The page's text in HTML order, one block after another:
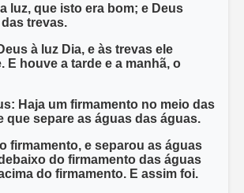
luz, que isto era bom; e Deus
trevas.
à luz Dia, e às trevas ele
E houve a tarde e a manhã, o
Haja um firmamento no meio das
que separe as águas das águas.
firmamento, e separou as águas
do firmamento das águas
do firmamento. E assim foi.